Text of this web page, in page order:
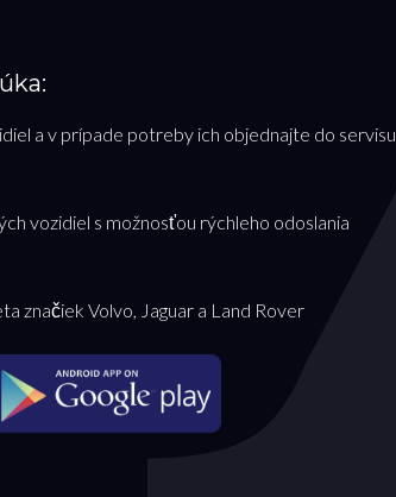
a v prípade potreby ich objednajte do servisu
vozidiel s možnosťou rýchleho odoslania
značiek Volvo, Jaguar a Land Rover